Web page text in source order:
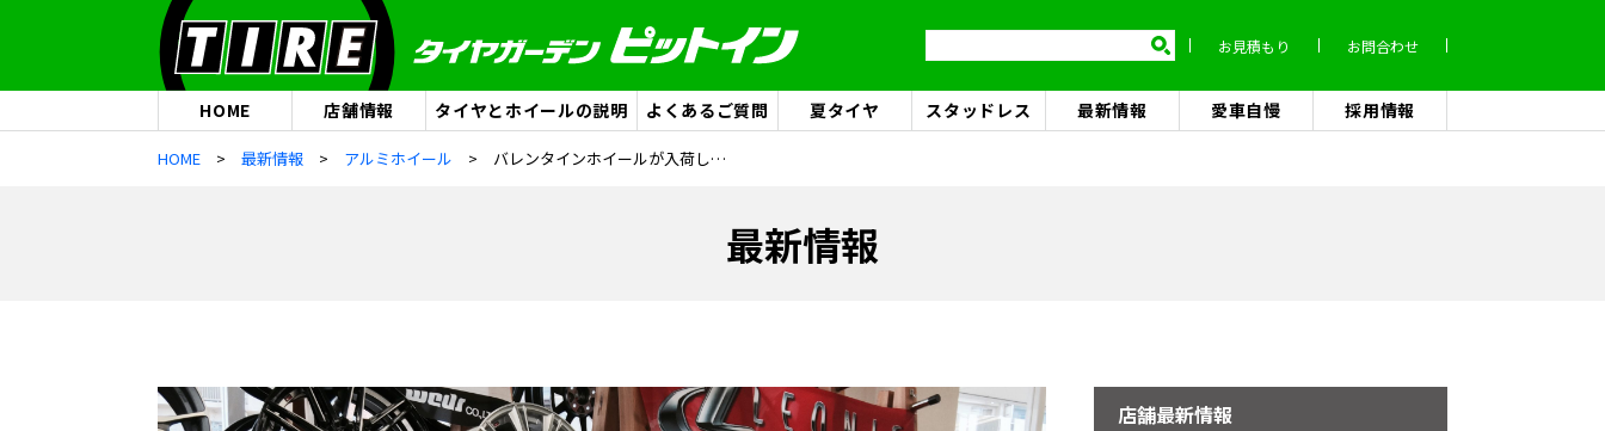
お見積もり お問合わせ
HOME 店舗情報 タイヤとホイールの説明 よくあるご質問 夏タイヤ スタッドレス 最新情報 愛車自慢 採用情報
HOME 最新情報 アルミホイール バレンタインホイールが入荷しました！！(笑)(*^▽^*)
最新情報
店舗最新情報